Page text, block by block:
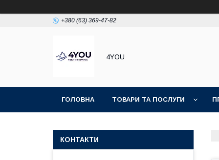
+380 (63) 369-47-82
4YOU
ГОЛОВНА ТОВАРИ ТА ПОСЛУГИ
КОНТАКТИ